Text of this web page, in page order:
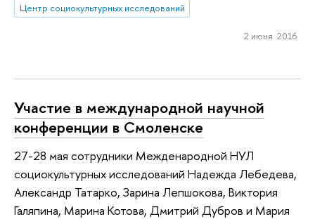
Центр социокультурных исследований
2 июня 2016
Участие в международной научной
конференции в Смоленске
27-28 мая сотрудники Межденародной НУЛ
социокультурных исследований Надежда Лебедева,
Александр Татарко, Зарина Лепшокова, Виктория
Галяпина, Марина Котова, Дмитрий Дубров и Мария